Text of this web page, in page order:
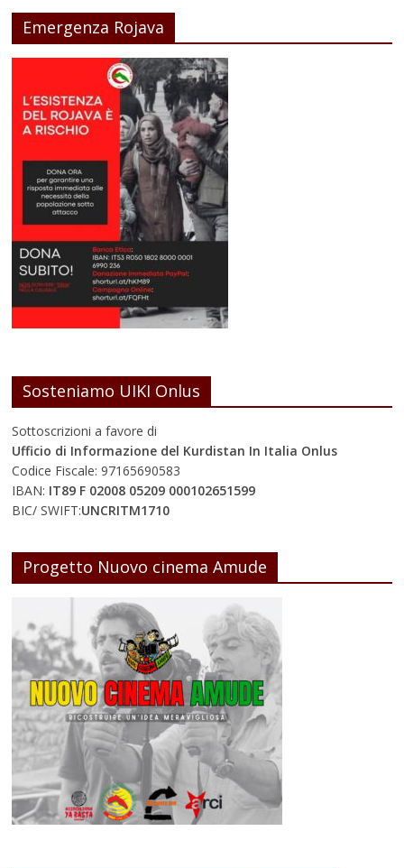
Emergenza Rojava
Sosteniamo UIKI Onlus
Sottoscrizioni a favore di
Ufficio di Informazione del Kurdistan In Italia Onlus
Codice Fiscale: 97165690583
IBAN: IT89 F 02008 05209 000102651599
BIC/ SWIFT:UNCRITM1710
Progetto Nuovo cinema Amude